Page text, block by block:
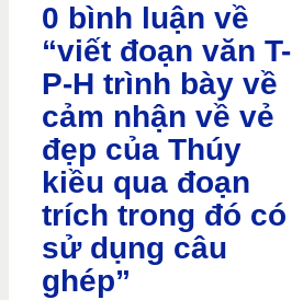
0 bình luận về
“viết đoạn văn T-
P-H trình bày về
cảm nhận về vẻ
đẹp của Thúy
kiều qua đoạn
trích trong đó có
sử dụng câu
ghép”